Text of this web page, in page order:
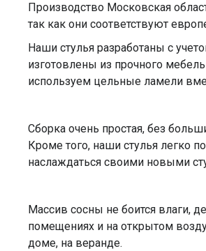
Производство Московская
так как они соответствуют
Наши стулья разработаны с
изготовлены из прочного
используем цельные ламели
Сборка очень простая, без
Кроме того, наши стулья легко
наслаждаться своими новыми
Массив сосны не боится влаги,
помещениях и на открытом
доме, на веранде.